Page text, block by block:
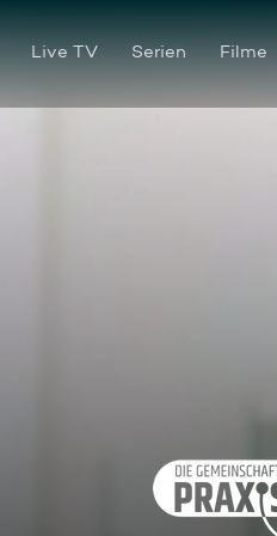
Live TV Serien Filme